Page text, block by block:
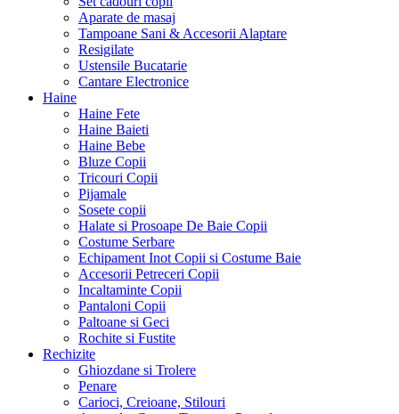
Aparate de masaj
Tampoane Sani & Accesorii Alaptare
Resigilate
Ustensile Bucatarie
Cantare Electronice
Haine
Haine Fete
Haine Baieti
Haine Bebe
Bluze Copii
Tricouri Copii
Pijamale
Sosete copii
Halate si Prosoape De Baie Copii
Costume Serbare
Echipament Inot Copii si Costume Baie
Accesorii Petreceri Copii
Incaltaminte Copii
Pantaloni Copii
Paltoane si Geci
Rochite si Fustite
Rechizite
Ghiozdane si Trolere
Penare
Carioci, Creioane, Stilouri